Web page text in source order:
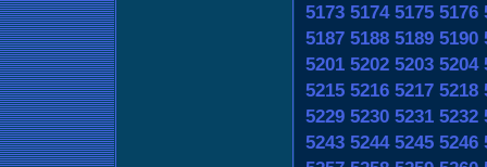
5173 5174 5175 5176
5187 5188 5189 5190
5201 5202 5203 5204
5215 5216 5217 5218
5229 5230 5231 5232
5243 5244 5245 5246